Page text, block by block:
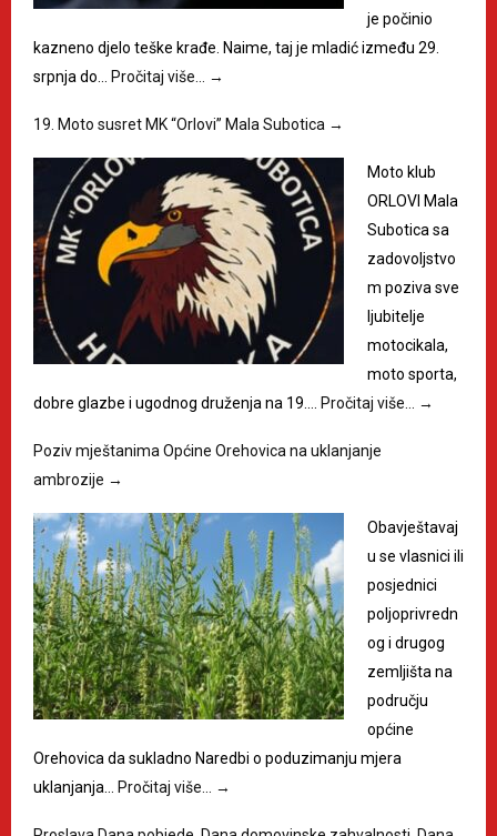
je počinio
kazneno djelo teške krađe. Naime, taj je mladić između 29.
srpnja do…
Pročitaj više… →
19. Moto susret MK “Orlovi” Mala Subotica →
Moto klub
ORLOVI Mala
Subotica sa
zadovoljstvo
m poziva sve
ljubitelje
motocikala,
moto sporta,
dobre glazbe i ugodnog druženja na 19.…
Pročitaj više… →
Poziv mještanima Općine Orehovica na uklanjanje
ambrozije →
Obavještavaj
u se vlasnici ili
posjednici
poljoprivredn
og i drugog
zemljišta na
području
općine
Orehovica da sukladno Naredbi o poduzimanju mjera
uklanjanja…
Pročitaj više… →